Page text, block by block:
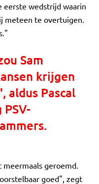
eerste wedstrijd waarin
meteen te overtuigen.
Sam
krijgen
aldus Pascal
geroemd.
goed", zegt